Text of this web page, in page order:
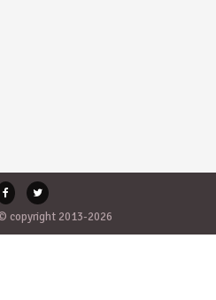
copyright 2013-2026